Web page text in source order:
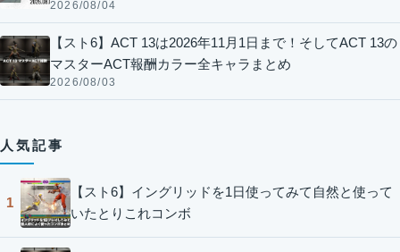
2026/08/04
【スト6】ACT 13は2026年11月1日まで！そしてACT 13の
マスターACT報酬カラー全キャラまとめ
2026/08/03
人気記事
1
【スト6】イングリッドを1日使ってみて自然と使って
いたとりこれコンボ